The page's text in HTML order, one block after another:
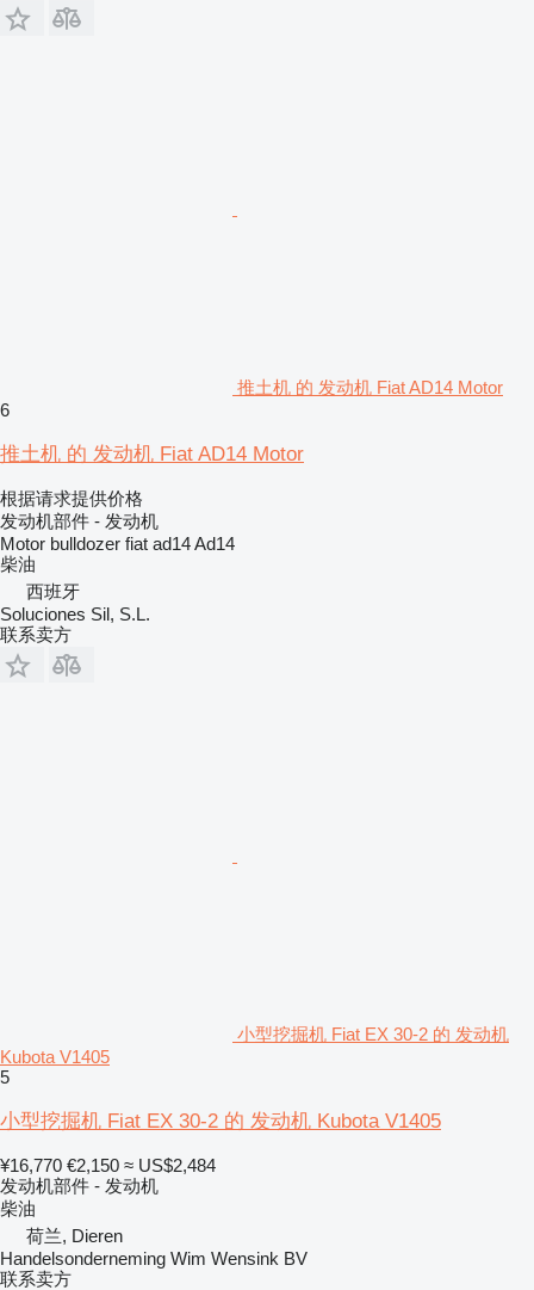
推土机 的 发动机 Fiat AD14 Motor
6
推土机 的 发动机 Fiat AD14 Motor
根据请求提供价格
发动机部件 - 发动机
Motor bulldozer fiat ad14 Ad14
柴油
西班牙
Soluciones Sil, S.L.
联系卖方
小型挖掘机 Fiat EX 30-2 的 发动机
Kubota V1405
5
小型挖掘机 Fiat EX 30-2 的 发动机 Kubota V1405
¥16,770 €2,150 ≈ US$2,484
发动机部件 - 发动机
柴油
荷兰, Dieren
Handelsonderneming Wim Wensink BV
联系卖方